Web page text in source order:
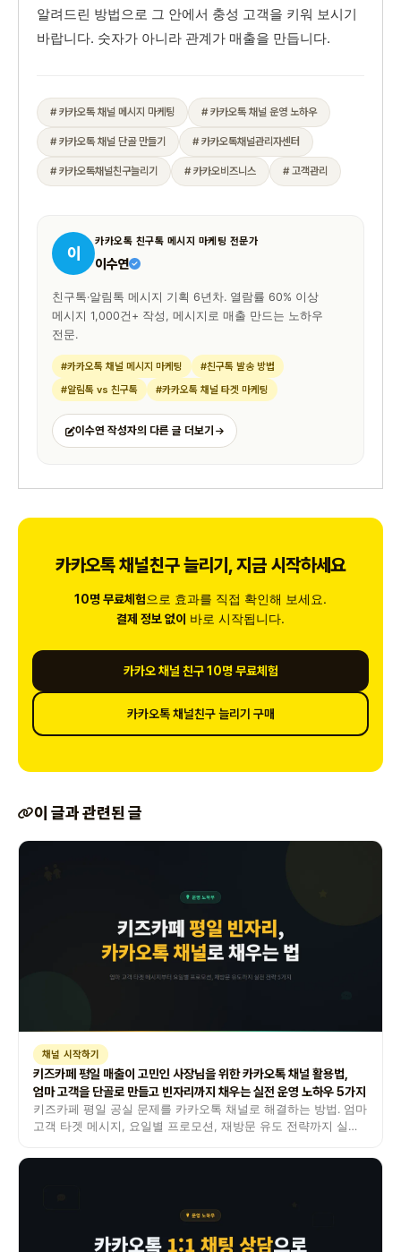
알려드린 방법으로 그 안에서 충성 고객을 키워 보시기
바랍니다. 숫자가 아니라 관계가 매출을 만듭니다.
# 카카오톡 채널 메시지 마케팅 # 카카오톡 채널 운영 노하우
# 카카오톡 채널 단골 만들기 # 카카오톡채널관리자센터
# 카카오톡채널친구늘리기 # 카카오비즈니스 # 고객관리
이
카카오톡 친구톡 메시지 마케팅 전문가
이수연
친구톡·알림톡 메시지 기획 6년차. 열람률 60% 이상
메시지 1,000건+ 작성, 메시지로 매출 만드는 노하우
전문.
#카카오톡 채널 메시지 마케팅
#친구톡 발송 방법
#알림톡 vs 친구톡
#카카오톡 채널 타겟 마케팅
이수연 작성자의 다른 글 더보기
카카오톡 채널친구 늘리기, 지금 시작하세요
10명 무료체험으로 효과를 직접 확인해 보세요.
결제 정보 없이 바로 시작됩니다.
카카오 채널 친구 10명 무료체험
카카오톡 채널친구 늘리기 구매
이 글과 관련된 글
채널 시작하기
키즈카페 평일 매출이 고민인 사장님을 위한 카카오톡 채널 활용법,
엄마 고객을 단골로 만들고 빈자리까지 채우는 실전 운영 노하우 5가지
키즈카페 평일 공실 문제를 카카오톡 채널로 해결하는 방법. 엄마
고객 타겟 메시지, 요일별 프로모션, 재방문 유도 전략까지 실전